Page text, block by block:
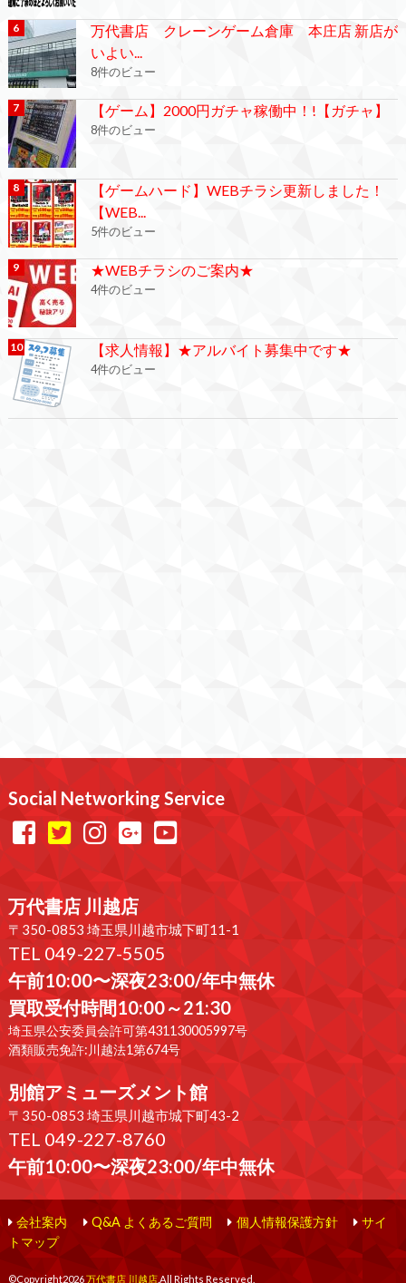
万代書店 クレーンゲーム倉庫 本庄店 新店が
いよい...
8件のビュー
【ゲーム】2000円ガチャ稼働中！!【ガチャ】
8件のビュー
【ゲームハード】WEBチラシ更新しました！
【WEB...
5件のビュー
★WEBチラシのご案内★
4件のビュー
【求人情報】★アルバイト募集中です★
4件のビュー
Social Networking Service
万代書店 川越店
〒350-0853 埼玉県川越市城下町11-1
TEL 049-227-5505
午前10:00〜深夜23:00/年中無休
買取受付時間10:00～21:30
埼玉県公安委員会許可第431130005997号
酒類販売免許:川越法1第674号
別館アミューズメント館
〒350-0853 埼玉県川越市城下町43-2
TEL 049-227-8760
午前10:00〜深夜23:00/年中無休
会社案内 Q&A よくあるご質問 個人情報保護方針
サイ
トマップ
©Copyright2026万代書店 川越店.All Rights Reserved.